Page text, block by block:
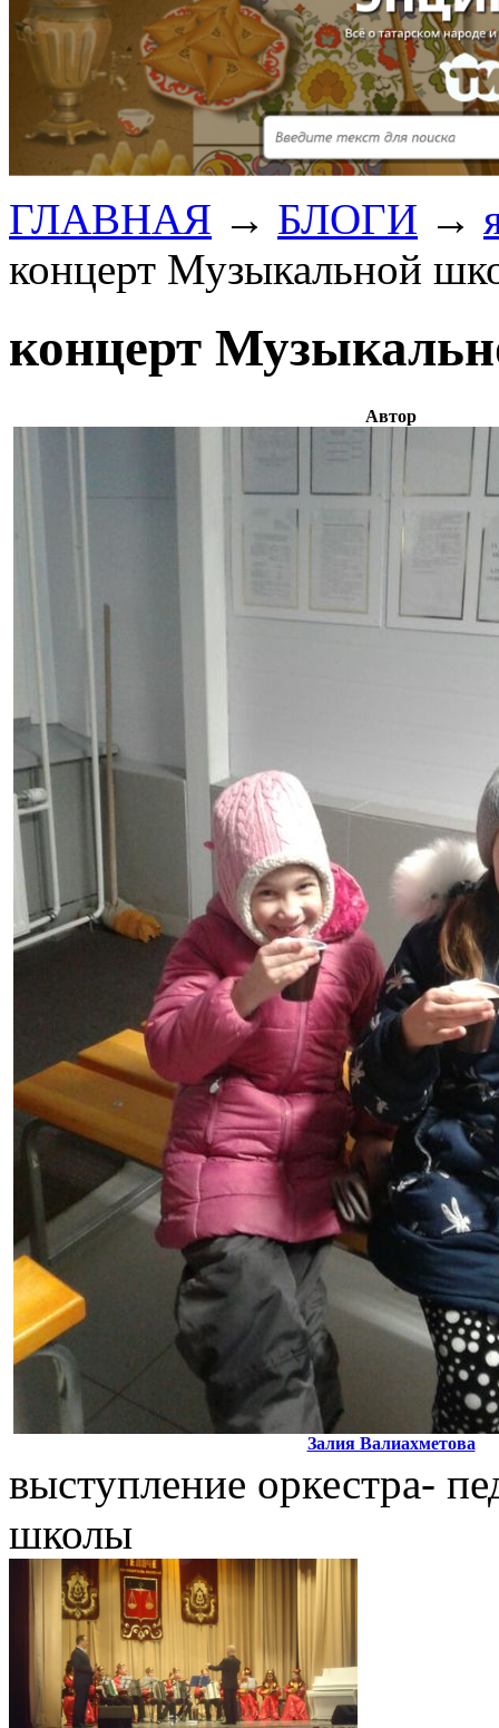
ГЛАВНАЯ → БЛОГИ →
концерт Музыкальной
концерт
Автор
Залия Валиахметова
выступление оркестра-
школы